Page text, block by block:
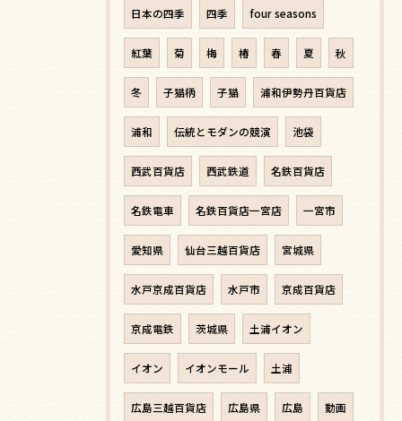
日本の四季 四季 four seasons
紅葉 菊 梅 椿 春 夏 秋
冬 子猫柄 子猫 浦和伊勢丹百貨店
浦和 伝統とモダンの競演 池袋
西武百貨店 西武鉄道 名鉄百貨店
名鉄電車 名鉄百貨店一宮店 一宮市
愛知県 仙台三越百貨店 宮城県
水戸京成百貨店 水戸市 京成百貨店
京成電鉄 茨城県 土浦イオン
イオン イオンモール 土浦
広島三越百貨店 広島県 広島 動画